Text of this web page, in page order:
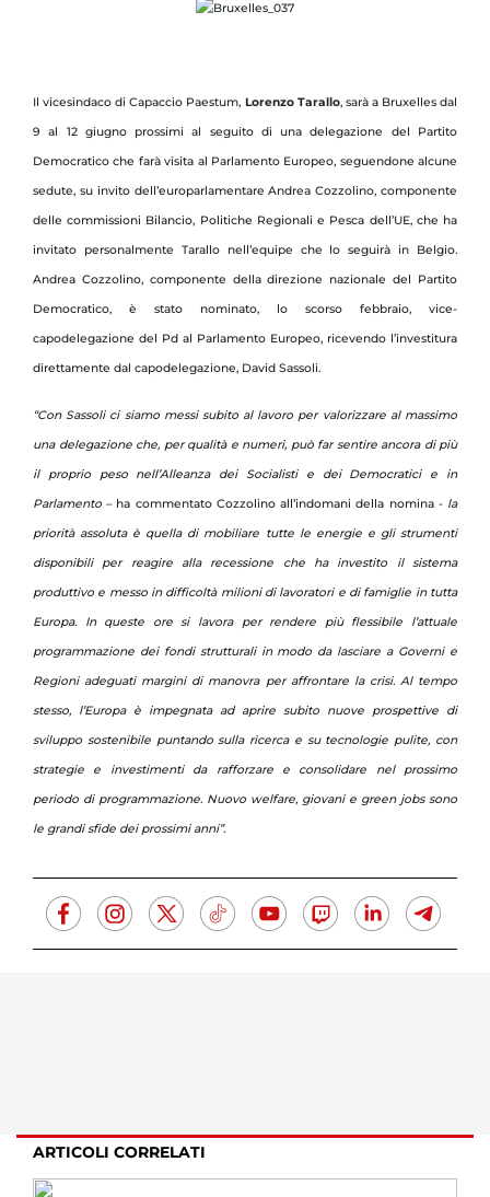
Il vicesindaco di Capaccio Paestum, Lorenzo Tarallo, sarà a Bruxelles dal
9 al 12 giugno prossimi al seguito di una delegazione del Partito
Democratico che farà visita al Parlamento Europeo, seguendone alcune
sedute, su invito dell’europarlamentare Andrea Cozzolino, componente
delle commissioni Bilancio, Politiche Regionali e Pesca dell’UE, che ha
invitato personalmente Tarallo nell’equipe che lo seguirà in Belgio.
Andrea Cozzolino, componente della direzione nazionale del Partito
Democratico, è stato nominato, lo scorso febbraio, vice-
capodelegazione del Pd al Parlamento Europeo, ricevendo l’investitura
direttamente dal capodelegazione, David Sassoli.
“Con Sassoli ci siamo messi subito al lavoro per valorizzare al massimo
una delegazione che, per qualità e numeri, può far sentire ancora di più
il proprio peso nell’Alleanza dei Socialisti e dei Democratici e in
Parlamento – ha commentato Cozzolino all’indomani della nomina - la
priorità assoluta è quella di mobiliare tutte le energie e gli strumenti
disponibili per reagire alla recessione che ha investito il sistema
produttivo e messo in difficoltà milioni di lavoratori e di famiglie in tutta
Europa. In queste ore si lavora per rendere più flessibile l’attuale
programmazione dei fondi strutturali in modo da lasciare a Governi e
Regioni adeguati margini di manovra per affrontare la crisi. Al tempo
stesso, l’Europa è impegnata ad aprire subito nuove prospettive di
sviluppo sostenibile puntando sulla ricerca e su tecnologie pulite, con
strategie e investimenti da rafforzare e consolidare nel prossimo
periodo di programmazione. Nuovo welfare, giovani e green jobs sono
le grandi sfide dei prossimi anni”.
ARTICOLI CORRELATI